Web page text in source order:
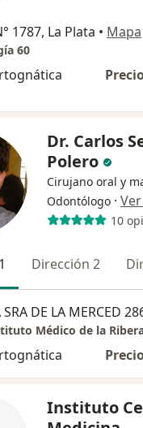
1787, La Plata • Mapa
60
Dr. Carlos
Polero
Cirujano oral y
Odontólogo ·
10
Dirección 2
Médico de la
Instituto